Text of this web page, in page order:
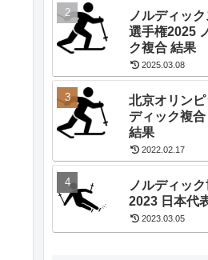
ノルディッ
選手権2025
ク複合 結果
2025.03.08
北京オリン
ディック複
結果
2022.02.17
ノルディッ
2023 日本代
2023.03.05